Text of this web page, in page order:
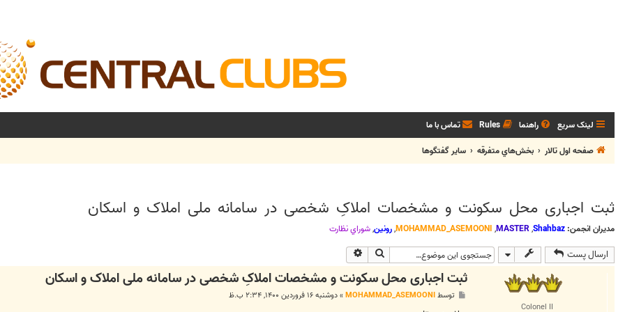
لینک سریع راهنما Rules تماس با ما
صفحه اول تالار
بخش‌‌هاي متفرقه ساير گفتگوها
ثبت اجباری محل سکونت و مشخصات املاکِ شخصی در سامانه ملی املاک و اسکان
مدیران انجمن: Shahbaz
,
MASTER
,
MOHAMMAD_ASEMOONI
,رونین,شوراي نظارت
ارسال پست جستجو
Colonel II
ثبت اجباری محل سکونت و مشخصات املاکِ شخصی در سامانه ملی املاک و اسکان
توسطMOHAMMAD_ASEMOONI
»دوشنبه ۱۶ فروردین ۱۴۰۰, ۲:۳۴ ب.ظ